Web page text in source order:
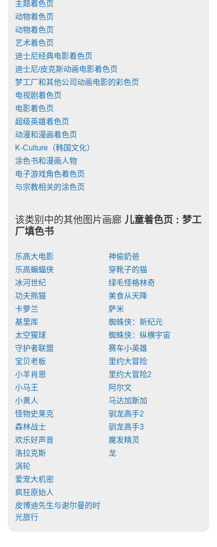
主题着色页
动物着色页
动物着色页
艺术着色页
迪士尼经典电影着色页
迪士尼/皮克斯动画电影着色页
梦工厂和其他公司动画电影的彩色页
电视剧着色页
电影着色页
超级英雄着色页
动漫和漫画着色页
K-Culture（韩国文化）
涂色书和漫画人物
电子游戏角色着色页
与宗教相关的涂色页
该类别中的其他图片画廊 儿童着色页 : 梦工
厂填色书
乐高大电影
乐高蝙蝠侠
冰河世纪
功夫熊猫
卡萝兰
基里库
太空猩球
守护者联盟
宝贝老板
小羊肖恩
小马王
小黄人
怪物史莱克
森林战士
欢乐好声音
洛拉克斯
涡轮
爱宠大机密
疯狂原始人
皮博迪先生与谢尔曼的时
光旅行
神偷奶爸
穿靴子的猫
绿毛怪格林奇
美食从天降
萨米
蜘蛛侠：新纪元
蜘蛛侠：纵横宇宙
赛车小英雄
里约大冒险
里约大冒险2
阿尔文
马达加斯加
驯龙高手2
驯龙高手3
魔发精灵
龙